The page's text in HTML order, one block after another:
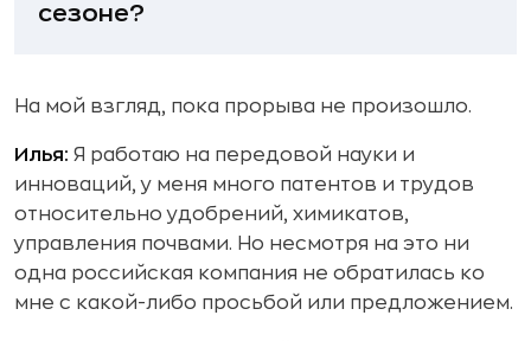
сезоне?
На мой взгляд, пока прорыва не произошло.
Илья: Я работаю на передовой науки и
инноваций, у меня много патентов и трудов
относительно удобрений, химикатов,
управления почвами. Но несмотря на это ни
одна российская компания не обратилась ко
мне с какой-либо просьбой или предложением.